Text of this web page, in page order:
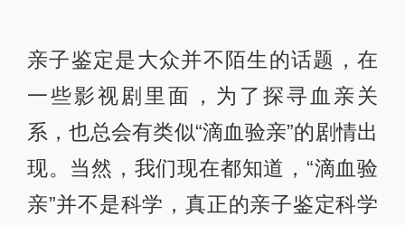
亲子鉴定是大众并不陌生的话题，在
一些影视剧里面，为了探寻血亲关
系，也总会有类似“滴血验亲”的剧情出
现。当然，我们现在都知道，“滴血验
亲”并不是科学，真正的亲子鉴定科学